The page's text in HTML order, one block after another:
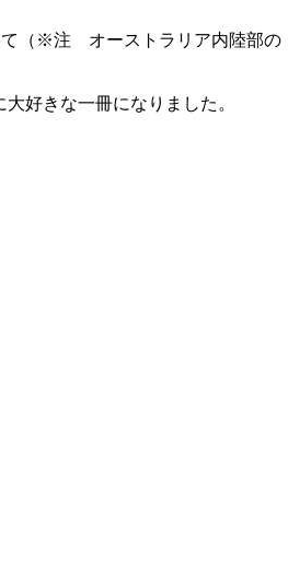
て（※注 オーストラリア内陸部の
好きな一冊になりました。